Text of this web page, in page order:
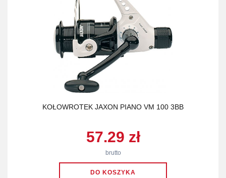
KOŁOWROTEK JAXON PIANO VM 100 3BB
57.29 zł
brutto